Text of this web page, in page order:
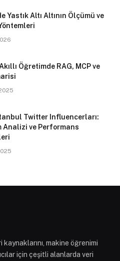
Yastık Altı Altının Ölçümü ve
Öğretimde RAG, MCP ve
Twitter Influencerları:
Analizi ve Performans
makine öğrenimi
için çeşitli alanlarda veri